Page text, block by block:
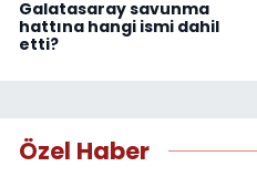
Galatasaray savunma
hattına hangi ismi dahil
etti?
Özel Haber